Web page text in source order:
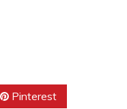
Pinterest